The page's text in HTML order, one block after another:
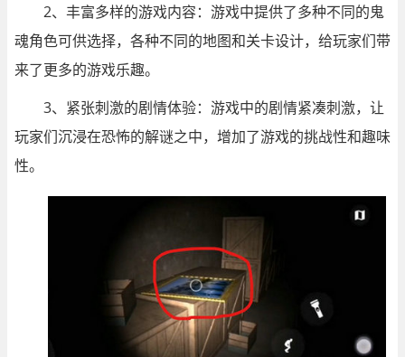
2、丰富多样的游戏内容：游戏中提供了多种不同的鬼
魂角色可供选择，各种不同的地图和关卡设计，给玩家们带
来了更多的游戏乐趣。
3、紧张刺激的剧情体验：游戏中的剧情紧凑刺激，让
玩家们沉浸在恐怖的解谜之中，增加了游戏的挑战性和趣味
性。